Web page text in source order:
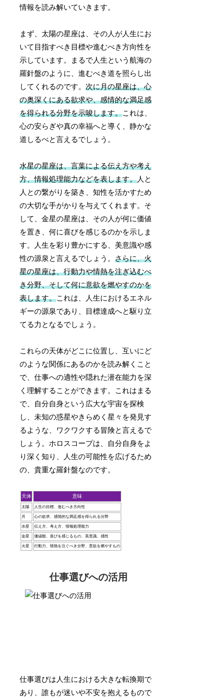
情報を読み解いていきます。
まず、太陽の星座は、その人が人生にお
いて目指すべき目標や進むべき方向性を
示しています。まるで人生という航海の
羅針盤のように、進むべき道を照らし出
してくれるのです。次に月の星座は、心
の奥深くにある欲求や、感情的な満足感
を得られる分野を示唆します。これは、
心の安らぎや真の幸福へと導く、静かな
道しるべと言えるでしょう。
水星の星座は、言葉による伝え方や考え
方、情報処理能力などを表します。人と
人との繋がりを築き、知性を活かすため
の大切な手がかりを与えてくれます。そ
して、金星の星座は、その人が何に価値
を置き、何に喜びを感じるのかを示しま
す。人生を彩り豊かにする、美意識や感
性の源泉と言えるでしょう。さらに、火
星の星座は、行動力や情熱を注ぎ込むべ
き分野、そして何に意欲を燃やすのかを
表します。これは、人生におけるエネル
ギーの源泉であり、目標達成へと駆り立
てる力となるでしょう。
これらの天体がどこに位置し、互いにど
のような関係にあるのかを読み解くこと
で、仕事への適性や隠れた潜在能力を深
く理解することができます。これはまる
で、自分自身という広大な宇宙を探検
し、未知の惑星やきらめく星々を発見す
るような、ワクワクする冒険と言えるで
しょう。ホロスコープは、自分自身をよ
り深く知り、人生の可能性を広げるため
の、貴重な羅針盤なのです。
天体 意味
太陽 人生の目標、進むべき方向性
月 心の欲求、感情的な満足感を得られる分野
水星 伝え方、考え方、情報処理能力
金星 価値観、喜びを感じるもの、美意識、感性
火星 行動力、情熱を注ぐべき分野、意欲を燃やすもの
仕事選びへの活用
仕事選びは人生における大きな転換期で
あり、誰もが迷いや不安を抱えるもので